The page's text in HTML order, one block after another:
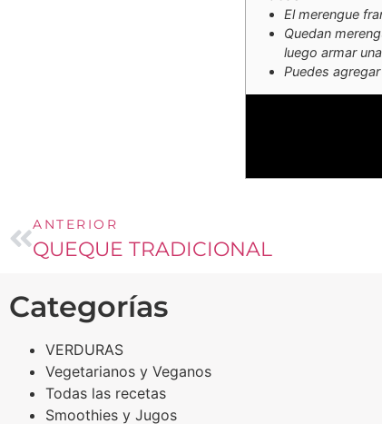
El merengue
Quedan
luego armar
Puedes
ANTERIOR
QUEQUE TRADICIONAL
Categorías
VERDURAS
Vegetarianos y Veganos
Todas las recetas
Smoothies y Jugos